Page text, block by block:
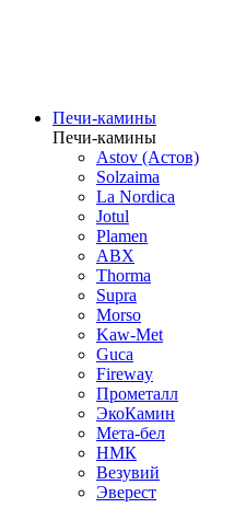
Печи-камины
Печи-камины
Astov (Астов)
Solzaima
La Nordica
Jotul
Plamen
ABX
Thorma
Supra
Morso
Kaw-Met
Guca
Fireway
Прометалл
ЭкоКамин
Мета-бел
НМК
Везувий
Эверест